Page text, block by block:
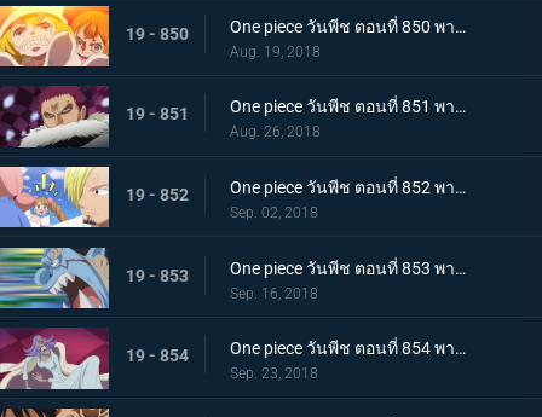
19 - 850 One piece วันพีช ตอนที่ 850 พากย์ไทย ต้องกลับไปแน่นอน การออกเรือโดยมีชีวิตเป็นเดิมพันของลูฟี่!
Aug. 19, 2018
19 - 851 One piece วันพีช ตอนที่ 851 พากย์ไทย ชายผู้มีค่าหัวพันล้าน! 1 ใน 3 ขุนพลสุดแกร่ง คาตาคุริ
Aug. 26, 2018
19 - 852 One piece วันพีช ตอนที่ 852 พากย์ไทย เปิดฉากศึกอันดุเดือด ลูฟี่ ปะทะ คาตาคุริ
Sep. 02, 2018
19 - 853 One piece วันพีช ตอนที่ 853 พากย์ไทย กรีนรูม! นายท้ายเรือไร้พ่าย จินเบ!
Sep. 16, 2018
19 - 854 One piece วันพีช ตอนที่ 854 พากย์ไทย การคุกคามของตัวตุ่น ความนิ่ง และการต่อสู้ของลูฟี่
Sep. 23, 2018